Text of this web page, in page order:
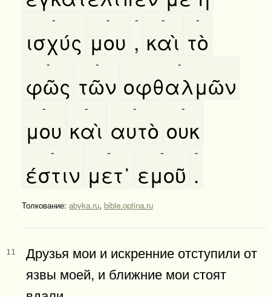
ισχύς
-
μου
-
,
-
καὶ
-
τὸ
-
φῶς
-
τῶν
-
οφθαλμῶν
-
μου
-
καὶ
-
αυτὸ
-
ουκ
-
έστιν
-
μετ᾿
-
εμοῦ
-
.
-
Толкование: abyka.ru, bible.optina.ru
11
Друзья мои и искренние отступили от
язвы моей, и ближние мои стоят